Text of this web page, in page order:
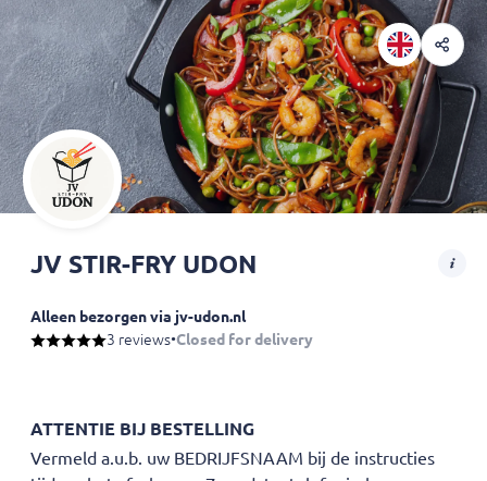
JV STIR-FRY UDON
Alleen bezorgen via jv-udon.nl
3 reviews•Closed for delivery
ATTENTIE BIJ BESTELLING
Vermeld a.u.b. uw BEDRIJFSNAAM bij de instructies